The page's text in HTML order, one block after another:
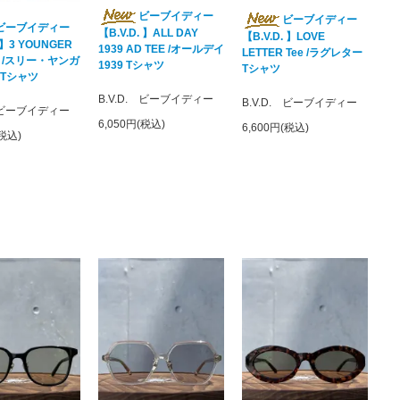
ーブイディー
3 YOUNGER
スリー・ヤンガ
シャツ
ブイディー
込)
ビーブイディー
【B.V.D. 】ALL DAY
1939 AD TEE /オールデイ
1939 Tシャツ
B.V.D. ビーブイディー
6,050円(税込)
ビーブイディー
【B.V.D. 】LOVE
LETTER Tee /ラグレター
Tシャツ
B.V.D. ビーブイディー
6,600円(税込)